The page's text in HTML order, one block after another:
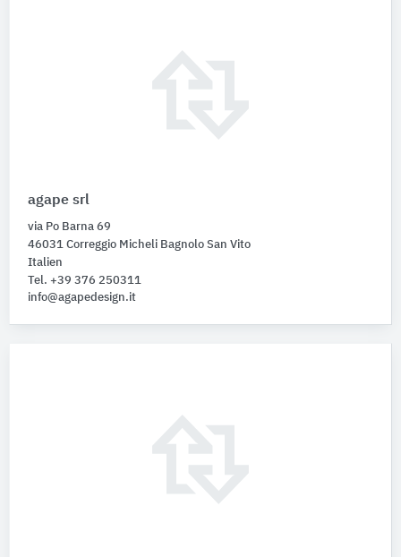
agape srl
via Po Barna 69
46031 Correggio Micheli Bagnolo San Vito
Italien
Tel. +39 376 250311
info@agapedesign.it